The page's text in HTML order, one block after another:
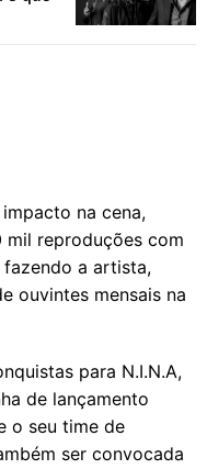
na cena,
mil reproduções com
fazendo a artista,
ouvintes mensais na
para N.I.N.A,
de lançamento
o seu time de
ser convocada